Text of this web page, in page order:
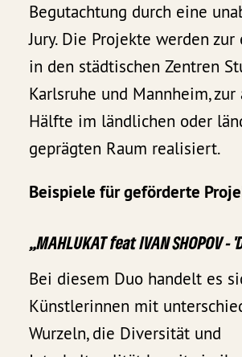
Begutachtung durch eine
Jury. Die Projekte werden
in den städtischen Zentren
Karlsruhe und Mannheim, zur
Hälfte im ländlichen oder
geprägten Raum realisiert.
Beispiele für geförderte
„MAHLUKAT feat IVAN SHOPOV -
Bei diesem Duo handelt es
Künstlerinnen mit
Wurzeln, die Diversität und